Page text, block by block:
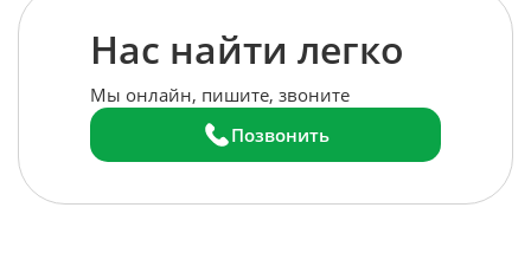
Нас найти легко
Мы онлайн, пишите, звоните
Позвонить